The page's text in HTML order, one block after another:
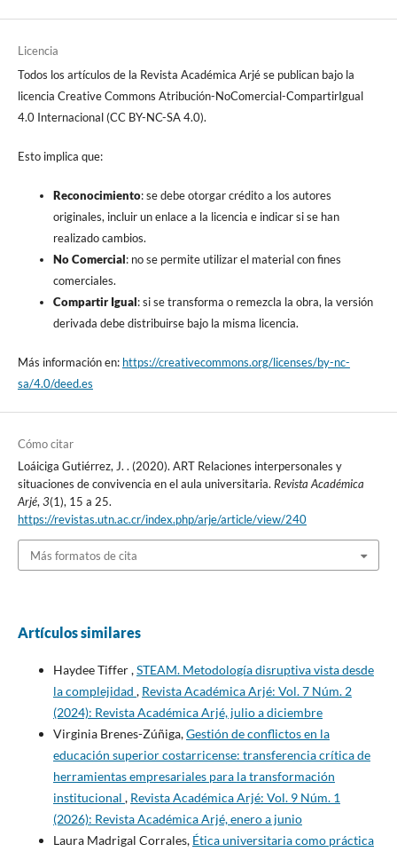
Licencia
Todos los artículos de la Revista Académica Arjé se publican bajo la
licencia Creative Commons Atribución-NoComercial-CompartirIgual
4.0 Internacional (CC BY-NC-SA 4.0).
Esto implica que:
Reconocimiento: se debe otorgar crédito a los autores
originales, incluir un enlace a la licencia e indicar si se han
realizado cambios.
No Comercial: no se permite utilizar el material con fines
comerciales.
Compartir Igual: si se transforma o remezcla la obra, la versión
derivada debe distribuirse bajo la misma licencia.
Más información en: https://creativecommons.org/licenses/by-nc-
sa/4.0/deed.es
Cómo citar
Loáiciga Gutiérrez, J. . (2020). ART Relaciones interpersonales y
situaciones de convivencia en el aula universitaria. Revista Académica
Arjé,3(1), 15 a 25.
https://revistas.utn.ac.cr/index.php/arje/article/view/240
Más formatos de cita
Artículos similares
Haydee Tiffer ,STEAM. Metodología disruptiva vista desde
la complejidad , Revista Académica Arjé: Vol. 7 Núm. 2
(2024): Revista Académica Arjé, julio a diciembre
Virginia Brenes-Zúñiga,Gestión de conflictos en la
educación superior costarricense: transferencia crítica de
herramientas empresariales para la transformación
institucional , Revista Académica Arjé: Vol. 9 Núm. 1
(2026): Revista Académica Arjé, enero a junio
Laura Madrigal Corrales, Ética universitaria como práctica